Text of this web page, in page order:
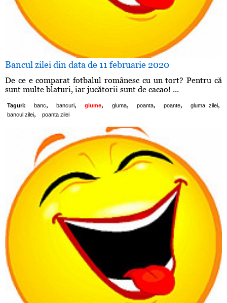
Bancul zilei din data de 11 februarie 2020
De ce e comparat fotbalul românesc cu un tort? Pentru că
sunt multe blaturi, iar jucătorii sunt de cacao! ...
Taguri: banc, bancuri, glume, gluma, poanta, poante, gluma zilei,
bancul zilei, poanta zilei